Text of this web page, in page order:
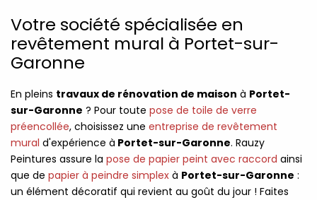
Votre société spécialisée en
revêtement mural à Portet-sur-
Garonne
En pleins travaux de rénovation de maison à Portet-
sur-Garonne ? Pour toute pose de toile de verre
préencollée, choisissez une entreprise de revêtement
mural d'expérience à Portet-sur-Garonne. Rauzy
Peintures assure la pose de papier peint avec raccord ainsi
que de papier à peindre simplex à Portet-sur-Garonne :
un élément décoratif qui revient au goût du jour ! Faites